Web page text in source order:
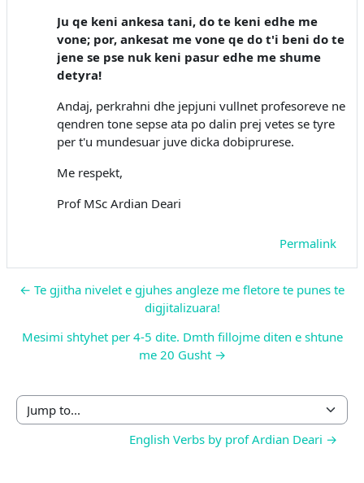
Ju qe keni ankesa tani, do te keni edhe me
vone; por, ankesat me vone qe do t'i beni do te
jene se pse nuk keni pasur edhe me shume
detyra!
Andaj, perkrahni dhe jepjuni vullnet profesoreve ne
qendren tone sepse ata po dalin prej vetes se tyre
per t'u mundesuar juve dicka dobiprurese.
Me respekt,
Prof MSc Ardian Deari
Permalink
← Te gjitha nivelet e gjuhes angleze me fletore te punes te
digjitalizuara!
Mesimi shtyhet per 4-5 dite. Dmth fillojme diten e shtune
me 20 Gusht →
Jump to...
English Verbs by prof Ardian Deari →